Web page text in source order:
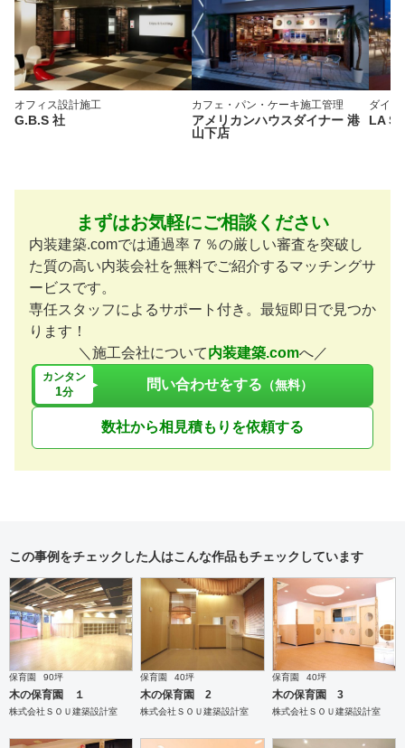
オフィス設計施工
G.B.S 社
カフェ・パン・ケーキ施工管理
アメリカンハウスダイナー 港
山下店
ダイニ
LA
まずはお気軽にご相談ください
内装建築.comでは通過率７％の厳しい審査を突破し
た質の高い内装会社を無料でご紹介するマッチングサ
ービスです。
専任スタッフによるサポート付き。最短即日で見つか
ります！
＼施工会社について内装建築.comへ／
カンタン
1分 問い合わせをする （無料）
数社から相見積もりを依頼する
この事例をチェックした人はこんな作品もチェックしています
保育園 90坪
木の保育園 １
株式会社ＳＯＵ建築設計室
保育園 40坪
木の保育園 2
株式会社ＳＯＵ建築設計室
保育園 40坪
木の保育園 3
株式会社ＳＯＵ建築設計室